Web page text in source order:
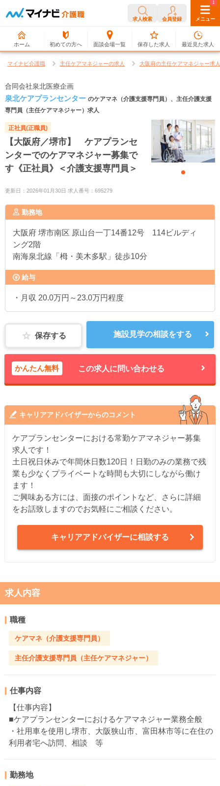
求人検索 会員登録 メニュー
ホーム 初めての方へ 面談会場一覧
0
保存した求人
1
最近見た求人
マイナビ介護職 主任ケアマネジャーの求人 大阪府の主任ケアマネジャー求人
合同会社泉北医療企画
泉北ケアプランセンター のケアマネ（介護支援専門員）、主任介護支援
専門員（主任ケアマネジャー）求人
正社員(正職員)
【大阪府／堺市】 ケアプランセ
ンターでのケアマネジャー募集で
す《正社員》＜介護支援専門員＞
更新日：2026年01月30日 求人番号：695279
勤務地
大阪府 堺市南区 原山台一丁14番12号 114ビルディ
ング2階
南海泉北線「栂・美木多駅」徒歩10分
給与
・月収 20.0万円～23.0万円程度
保存する 施設見学の相談をする
かんたん無料 この求人に問い合わせる
キャリアアドバイザーからのコメント
ケアプランセンターにおける常勤ケアマネジャー募集
求人です！
土日祝日休みで年間休日数120日！日勤のみの業務で残
業も少なくプライベートな時間も大切にしながら働け
ます！
ご興味ある方には、面接のポイントなど、さらに詳細
をお話致しますのでお気軽にご相談ください。
キャリアアドバイザーに相談する
求人内容
職種
ケアマネ（介護支援専門員）
主任介護支援専門員（主任ケアマネジャー）
仕事内容
【仕事内容】
■ケアプランセンターにおけるケアマネジャー業務全般
・社用車を使用し堺市、大阪狭山市、富田林市等に在住の
利用者宅へ訪問、相談 等
勤務地